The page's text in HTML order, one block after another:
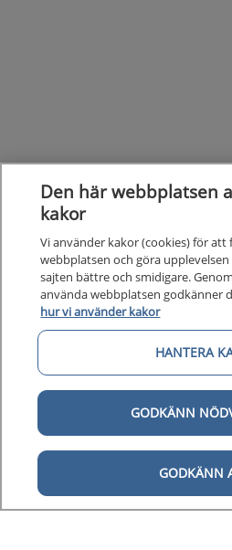
Kunskapsstöd
Om 1177 för vårdpersonal
Digital tillgänglighet
Den här webbplatsen
kakor
Vi använder kakor (cookies) för
webbplatsen och göra
sajten bättre och smidigare.
använda webbplatsen godkänner
hur vi använder kakor
HANTERA
GODKÄNN
GODKÄNN